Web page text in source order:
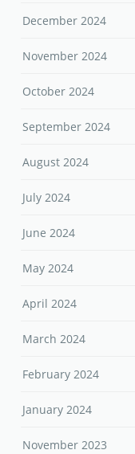
December 2024
November 2024
October 2024
September 2024
August 2024
July 2024
June 2024
May 2024
April 2024
March 2024
February 2024
January 2024
November 2023